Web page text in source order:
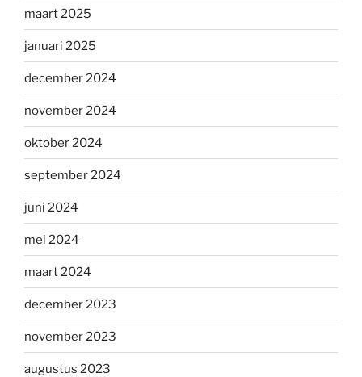
maart 2025
januari 2025
december 2024
november 2024
oktober 2024
september 2024
juni 2024
mei 2024
maart 2024
december 2023
november 2023
augustus 2023